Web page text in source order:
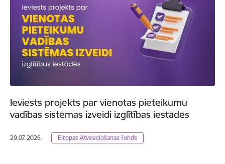
Ieviests projekts par vienotas pieteikumu
vadības sistēmas izveidi izglītības iestādēs
29.07.2026. Eiropas Atveseļošanas fonds